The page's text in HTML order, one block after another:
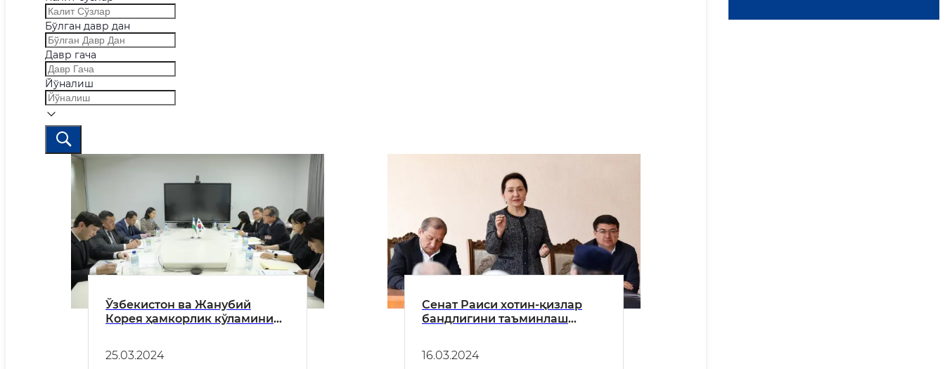
Бўлган давр дан
Давр гача
Йўналиш
Ўзбекистон ва Жанубий
Корея ҳамкорлик кўламини
25.03.2024
Сенат Раиси хотин-қизлар
бандлигини таъминлаш
туманида бўлди
16.03.2024